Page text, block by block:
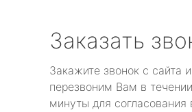
Заказать
Закажите звонок с сайта
перезвоним Вам в
минуты для согласования